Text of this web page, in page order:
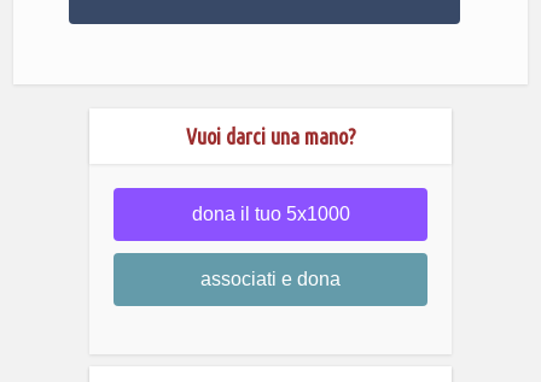
Vuoi darci una mano?
dona il tuo 5x1000
associati e dona